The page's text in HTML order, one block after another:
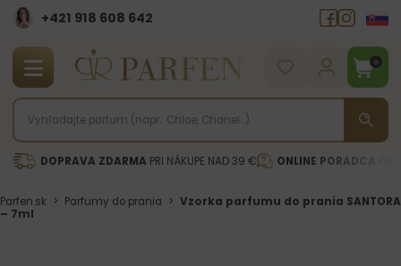
+421 918 608 642‬
0
DOPRAVA ZDARMA PRI NÁKUPE NAD 39 € ONLINE PORADCA
Parfen.sk > Parfumy do prania > Vzorka parfumu do prania SANTORA
– 7ml